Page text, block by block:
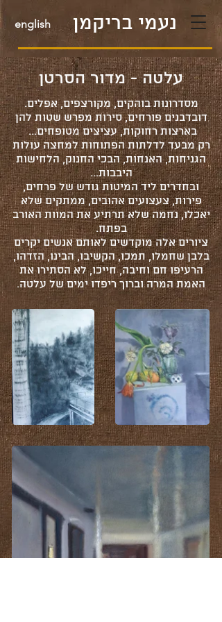
english נעמי בריקמן
עלטה - מדור הסרטן
מסדרונות בוהקים, מקורצפים, אפלים.
דובדבנים פורחים, סירות מפרש שטות להן
בארצות רחוקות, עציצים מטופחים...
רק מבעד לדלתות הפתוחות למחצה עולות
הגניחות, האנחות, הבכי החנוק, הלחישות
היבבות...
ובחדרים ליד המיטות גודש של פרחים,
פירות, צעצועים אהובים, ממתקים שלא
יאכלו, נחמה שלא תרתיע את המוות האורב
בפתח.
ציורים אלה מוקדשים לאותם אנשים יקרים
בלבן שחמלו, תמכו, הקשיבו, הבינו, הזדהו,
הרעיפו חם וחיבה, חייכו, לא הסתירו את
האמת המרה וברוך ריפדו ימים של עלטה.